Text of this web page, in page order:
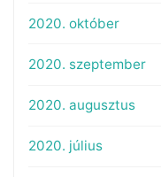
2020. október
2020. szeptember
2020. augusztus
2020. július